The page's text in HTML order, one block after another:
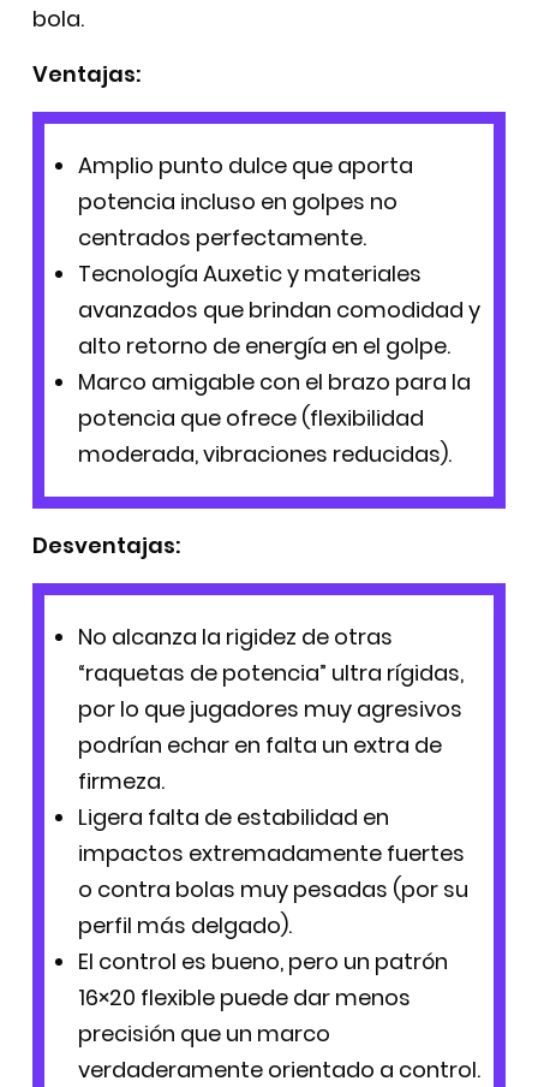
bola.
Ventajas:
Amplio punto dulce que aporta
potencia incluso en golpes no
centrados perfectamente.
Tecnología Auxetic y materiales
avanzados que brindan comodidad y
alto retorno de energía en el golpe.
Marco amigable con el brazo para la
potencia que ofrece (flexibilidad
moderada, vibraciones reducidas).
Desventajas:
No alcanza la rigidez de otras
“raquetas de potencia” ultra rígidas,
por lo que jugadores muy agresivos
podrían echar en falta un extra de
firmeza.
Ligera falta de estabilidad en
impactos extremadamente fuertes
o contra bolas muy pesadas (por su
perfil más delgado).
El control es bueno, pero un patrón
16×20 flexible puede dar menos
precisión que un marco
verdaderamente orientado a control.